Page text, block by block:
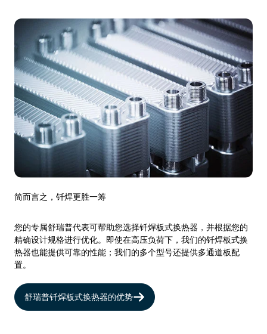
简而言之，钎焊更胜一筹
您的专属舒瑞普代表可帮助您选择钎焊板式换热器，并根据您的
精确设计规格进行优化。即使在高压负荷下，我们的钎焊板式换
热器也能提供可靠的性能；我们的多个型号还提供多通道板配
置。
舒瑞普钎焊板式换热器的优势